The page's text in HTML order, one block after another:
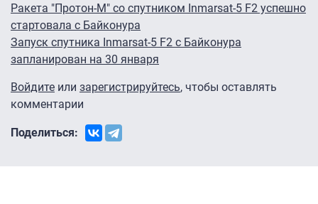
Ракета "Протон-М" со спутником Inmarsat-5 F2 успешно
стартовала с Байконура
Запуск спутника Inmarsat-5 F2 с Байконура
запланирован на 30 января
Войдите или зарегистрируйтесь, чтобы оставлять
комментарии
Поделиться: